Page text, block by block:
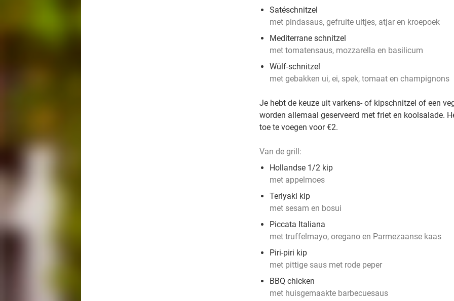
Satéschnitzel
met pindasaus, gefruite uitjes, atjar en kroepoek
Mediterrane schnitzel
met tomatensaus, mozzarella en basilicum
Wülf-schnitzel
met gebakken ui, ei, spek, tomaat en champignons
Je hebt de keuze uit varkens- of kipschnitzel of een
worden allemaal geserveerd met friet en koolsalade.
toe te voegen voor €2.
Van de grill:
Hollandse 1/2 kip
met appelmoes
Teriyaki kip
met sesam en bosui
Piccata Italiana
met truffelmayo, oregano en Parmezaanse kaas
Piri-piri kip
met pittige saus met rode peper
BBQ chicken
met huisgemaakte barbecuesaus